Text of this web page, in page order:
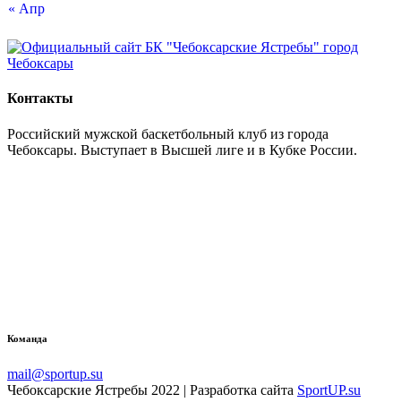
« Апр
Контакты
Российский мужской баскетбольный клуб из города
Чебоксары. Выступает в Высшей лиге и в Кубке России.
Команда
mail@sportup.su
Чебоксарские Ястребы 2022 | Разработка сайта SportUP.su